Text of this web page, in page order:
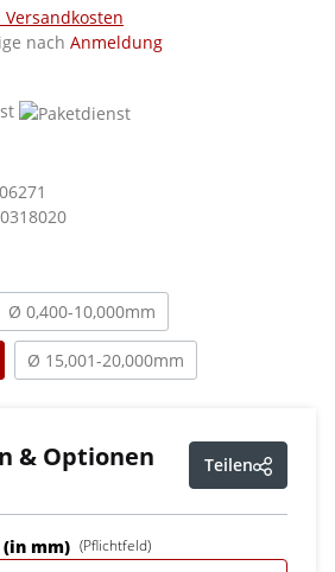
nach Anmeldung
Ø 0,400-10,000mm
Ø 15,001-20,000mm
& Optionen Teilen
mm) (Pflichtfeld)